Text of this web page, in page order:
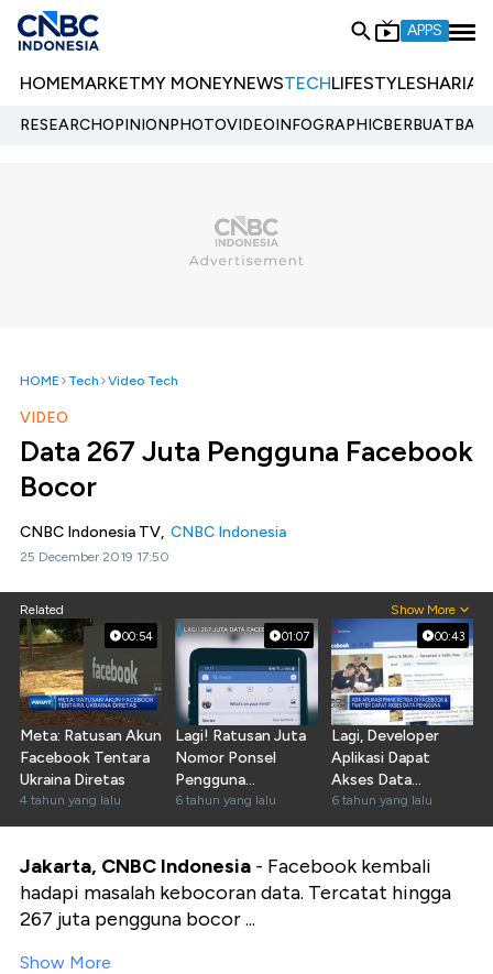
APPS
HOMEMARKETMY MONEYNEWSTECHLIFESTYLESHARIA
RESEARCHOPINIONPHOTOVIDEOINFOGRAPHIC
HOME Tech Video Tech
VIDEO
Data 267 Juta Pengguna Facebook
Bocor
CNBC Indonesia TV, CNBC Indonesia
25 December 2019 17:50
Related Show More
00:54
Meta: Ratusan Akun
Facebook Tentara
Ukraina Diretas
4 tahun yang lalu
01:07
Lagi! Ratusan Juta
Nomor Ponsel
Pengguna
Facebook Bocor
6 tahun yang lalu
00:43
Lagi, Developer
Aplikasi Dapat
Akses Data
Pengguna
Facebook
6 tahun yang lalu
Jakarta, CNBC Indonesia - Facebook kembali
hadapi masalah kebocoran data. Tercatat hingga
267 juta pengguna bocor ...
Show More